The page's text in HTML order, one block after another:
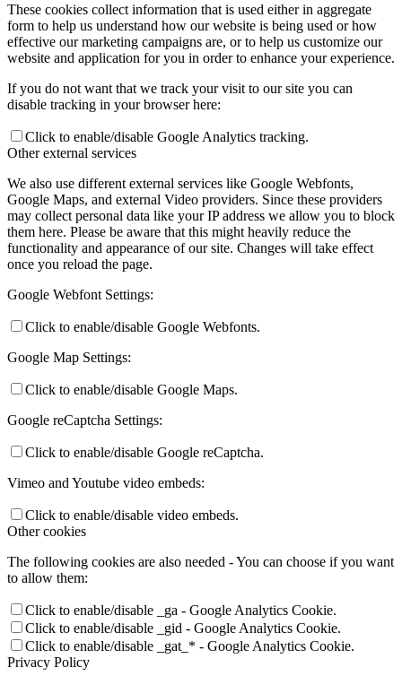
These cookies collect information that is used either in aggregate
form to help us understand how our website is being used or how
effective our marketing campaigns are, or to help us customize our
website and application for you in order to enhance your experience.
If you do not want that we track your visit to our site you can
disable tracking in your browser here:
Click to enable/disable Google Analytics tracking.
Other external services
We also use different external services like Google Webfonts,
Google Maps, and external Video providers. Since these providers
may collect personal data like your IP address we allow you to block
them here. Please be aware that this might heavily reduce the
functionality and appearance of our site. Changes will take effect
once you reload the page.
Google Webfont Settings:
Click to enable/disable Google Webfonts.
Google Map Settings:
Click to enable/disable Google Maps.
Google reCaptcha Settings:
Click to enable/disable Google reCaptcha.
Vimeo and Youtube video embeds:
Click to enable/disable video embeds.
Other cookies
The following cookies are also needed - You can choose if you want
to allow them:
Click to enable/disable _ga - Google Analytics Cookie.
Click to enable/disable _gid - Google Analytics Cookie.
Click to enable/disable _gat_* - Google Analytics Cookie.
Privacy Policy